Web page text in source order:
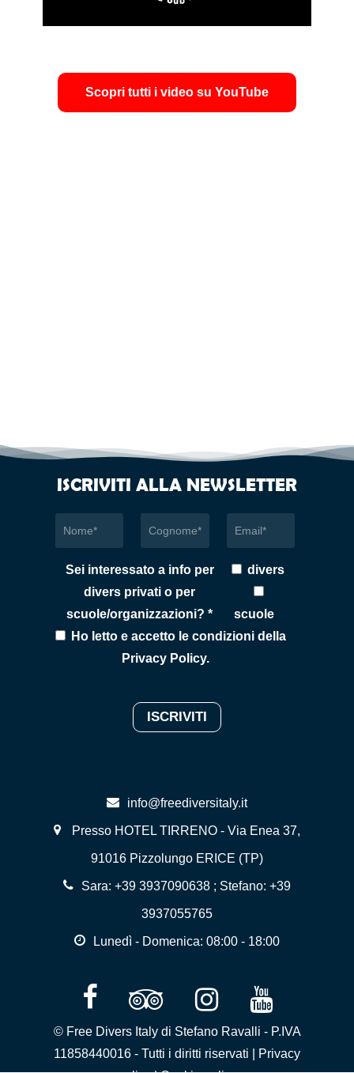
Scopri tutti i video su YouTube
ISCRIVITI ALLA NEWSLETTER
Sei interessato a info per
divers privati o per
scuole/organizzazioni? *
divers
scuole
Ho letto e accetto le condizioni della
Privacy Policy.
info@freediversitaly.it
Presso HOTEL TIRRENO - Via Enea 37,
91016 Pizzolungo ERICE (TP)
Sara: +39 3937090638 ; Stefano: +39
3937055765
Lunedì - Domenica: 08:00 - 18:00
© Free Divers Italy di Stefano Ravalli - P.IVA
11858440016 - Tutti i diritti riservati |
Privacy